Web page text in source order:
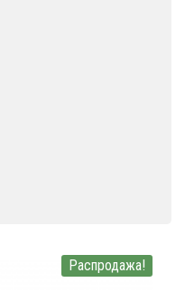
Распродажа!